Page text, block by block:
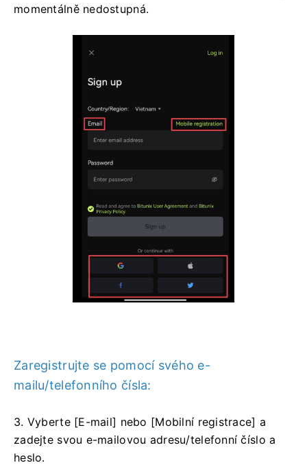
momentálně nedostupná.
Zaregistrujte se pomocí svého e-
mailu/telefonního čísla:
3. Vyberte [E-mail] nebo [Mobilní registrace] a
zadejte svou e-mailovou adresu/telefonní číslo a
heslo.